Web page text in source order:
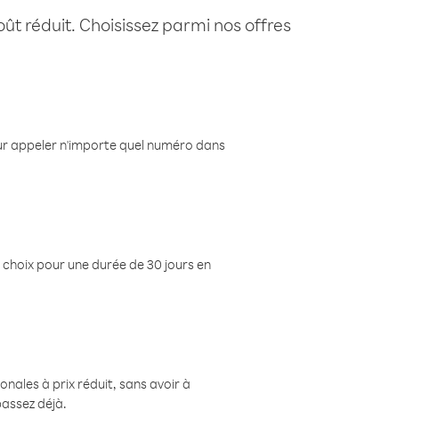
réduit. Choisissez parmi nos offres
appeler n'importe quel numéro dans
pour une durée de 30 jours en
à prix réduit, sans avoir à
déjà.